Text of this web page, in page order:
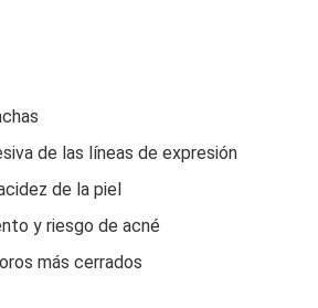
de las líneas de expresión
de la piel
y riesgo de acné
más cerrados